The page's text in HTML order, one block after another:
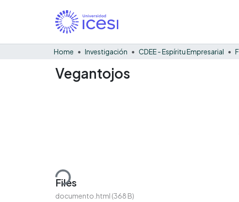
Home Investigación CDEE - Espíritu Empresarial
Vegantojos
Loading...
Files
documento.html (368 B)